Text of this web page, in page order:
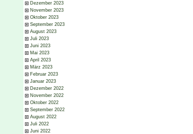
Dezember 2023
November 2023
Oktober 2023
September 2023
August 2023
Juli 2023
Juni 2023
Mai 2023
April 2023
März 2023
Februar 2023
Januar 2023
Dezember 2022
November 2022
Oktober 2022
September 2022
August 2022
Juli 2022
Juni 2022